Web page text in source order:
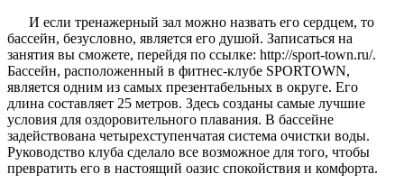
И если тренажерный зал можно назвать его сердцем, то
бассейн, безусловно, является его душой. Записаться на
занятия вы сможете, перейдя по ссылке: http://sport-town.ru/.
Бассейн, расположенный в фитнес-клубе SPORTOWN,
является одним из самых презентабельных в округе. Его
длина составляет 25 метров. Здесь созданы самые лучшие
условия для оздоровительного плавания. В бассейне
задействована четырехступенчатая система очистки воды.
Руководство клуба сделало все возможное для того, чтобы
превратить его в настоящий оазис спокойствия и комфорта.